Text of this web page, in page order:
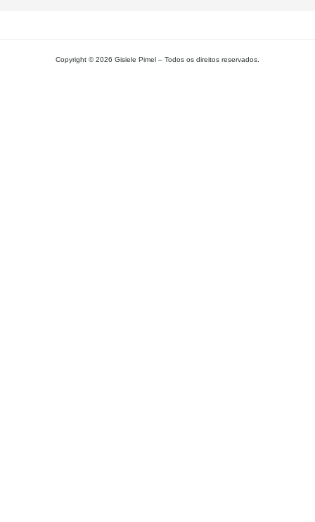
Copyright © 2026 Gisiele Pimel – Todos os direitos reservados.